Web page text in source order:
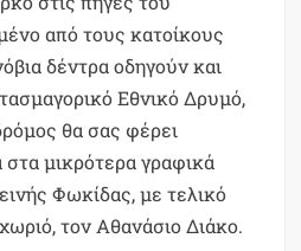
από τους κατοίκους
δέντρα οδηγούν και
Εθνικό Δρυμό,
θα σας φέρει
μικρότερα γραφικά
Φωκίδας, με τελικό
τον Αθανάσιο Διάκο.